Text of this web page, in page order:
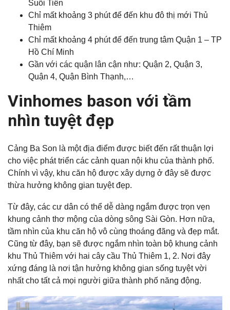
Suối Tiên
Chỉ mất khoảng 3 phút để đến khu đô thị mới Thủ
Thiêm
Chỉ mất khoảng 4 phút để đến trung tâm Quận 1 – TP
Hồ Chí Minh
Gần với các quận lân cận như: Quận 2, Quận 3,
Quận 4, Quận Bình Thạnh,…
Vinhomes bason với tầm
nhìn tuyệt đẹp
Cảng Ba Son là một địa điểm được biết đến rất thuận lợi
cho việc phát triển các cảnh quan nội khu của thành phố.
Chính vì vậy, khu căn hộ được xây dựng ở đây sẽ được
thừa hưởng không gian tuyệt đẹp.
Từ đây, các cư dân có thể dễ dàng ngắm được trọn vẹn
khung cảnh thơ mộng của dòng sông Sài Gòn. Hơn nữa,
tầm nhìn của khu căn hộ vô cùng thoáng đãng và đẹp mắt.
Cũng từ đây, bạn sẽ được ngắm nhìn toàn bộ khung cảnh
khu Thủ Thiêm với hai cây cầu Thủ Thiêm 1, 2. Nơi đây
xứng đáng là nơi tận hưởng không gian sống tuyệt vời
nhất cho tất cả mọi người giữa thành phố năng động.